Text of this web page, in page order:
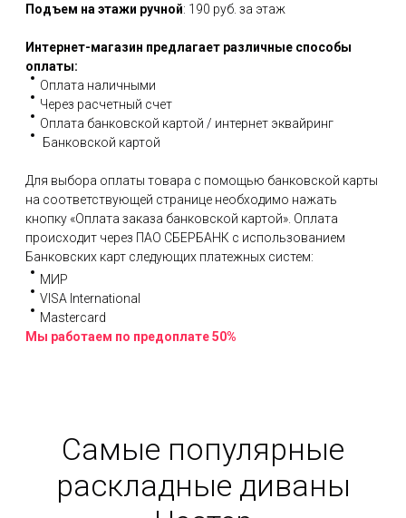
Подъем на этажи ручной: 190 руб. за этаж
Интернет-магазин предлагает различные способы
оплаты:
Оплата наличными
Через расчетный счет
Оплата банковской картой / интернет эквайринг
Банковской картой
Для выбора оплаты товара с помощью банковской карты
на соответствующей странице необходимо нажать
кнопку «Оплата заказа банковской картой». Оплата
происходит через ПАО СБЕРБАНК с использованием
Банковских карт следующих платежных систем:
МИР
VISA International
Mastercard
Мы работаем по предоплате 50%
Самые популярные
раскладные диваны